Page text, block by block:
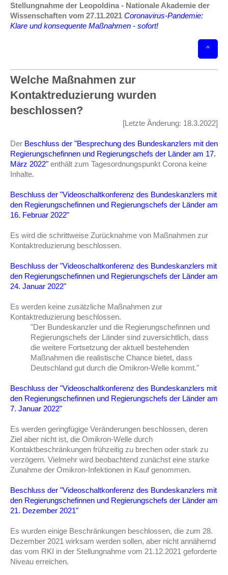
Stellungnahme der Leopoldina - Nationale Akademie der
Wissenschaften vom 27.11.2021 Coronavirus-Pandemie:
Klare und konsequente Maßnahmen - sofort!
^
Welche Maßnahmen zur
Kontaktreduzierung wurden
beschlossen?
[Letzte Änderung: 18.3.2022]
Der Beschluss der "Besprechung des Bundeskanzlers mit den
Regierungschefinnen und Regierungschefs der Länder am 17.
März 2022" enthält zum Tagesordnungspunkt Corona keine
Inhalte.
Beschluss der "Videoschaltkonferenz des Bundeskanzlers mit
den Regierungschefinnen und Regierungschefs der Länder am
16. Februar 2022"
Es wird die schrittweise Zurücknahme von Maßnahmen zur
Kontaktreduzierung beschlossen.
Beschluss der "Videoschaltkonferenz des Bundeskanzlers mit
den Regierungschefinnen und Regierungschefs der Länder am
24. Januar 2022"
Es werden keine zusätzliche Maßnahmen zur
Kontaktreduzierung beschlossen.
"Der Bundeskanzler und die Regierungschefinnen und
Regierungschefs der Länder sind zuversichtlich, dass
die weitere Fortsetzung der aktuell bestehenden
Maßnahmen die realistische Chance bietet, dass
Deutschland gut durch die Omikron-Welle kommt."
Beschluss der "Videoschaltkonferenz des Bundeskanzlers mit
den Regierungschefinnen und Regierungschefs der Länder am
7. Januar 2022"
Es werden geringfügige Veränderungen beschlossen, deren
Ziel aber nicht ist, die Omikron-Welle durch
Kontaktbeschränkungen frühzeitig zu brechen oder stark zu
verzögern. Vielmehr wird beobachtend zunächst eine starke
Zunahme der Omikron-Infektionen in Kauf genommen.
Beschluss der "Videoschaltkonferenz des Bundeskanzlers mit
den Regierungschefinnen und Regierungschefs der Länder am
21. Dezember 2021"
Es wurden einige Beschränkungen beschlossen, die zum 28.
Dezember 2021 wirksam werden sollen, aber nicht annähernd
das vom RKI in der Stellungnahme vom 21.12.2021 geforderte
Niveau erreichen.